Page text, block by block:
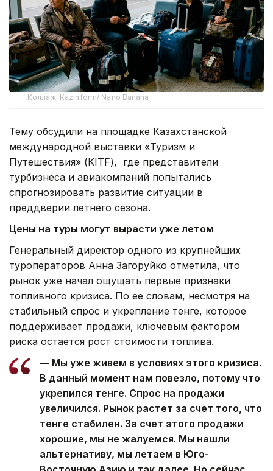
Коллаж: Kazinform/ Nano Banana
Тему обсудили на площадке Казахстанской
международной выставки «Туризм и
Путешествия» (KITF), где представители
турбизнеса и авиакомпаний попытались
спрогнозировать развитие ситуации в
преддверии летнего сезона.
Цены на туры могут вырасти уже летом
Генеральный директор одного из крупнейших
туроператоров Анна Загоруйко отметила, что
рынок уже начал ощущать первые признаки
топливного кризиса. По ее словам, несмотря на
стабильный спрос и укрепление тенге, которое
поддерживает продажи, ключевым фактором
риска остается рост стоимости топлива.
— Мы уже живем в условиях этого кризиса.
В данный момент нам повезло, потому что
укрепился тенге. Спрос на продажи
увеличился. Рынок растет за счет того, что
тенге стабилен. За счет этого продажи
хорошие, мы не жалуемся. Мы нашли
альтернативу, мы летаем в Юго-